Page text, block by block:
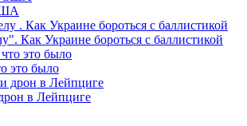
Как Украине бороться с баллистикой
это было
в Лейпциге